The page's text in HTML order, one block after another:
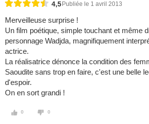
4,5 Publiée le 1 avril 2013
Merveilleuse surprise !
Un film poétique, simple touchant et même
personnage Wadjda, magnifiquement
actrice.
La réalisatrice dénonce la condition des
Saoudite sans trop en faire, c'est une belle
d'espoir.
On en sort grandi !
0 0